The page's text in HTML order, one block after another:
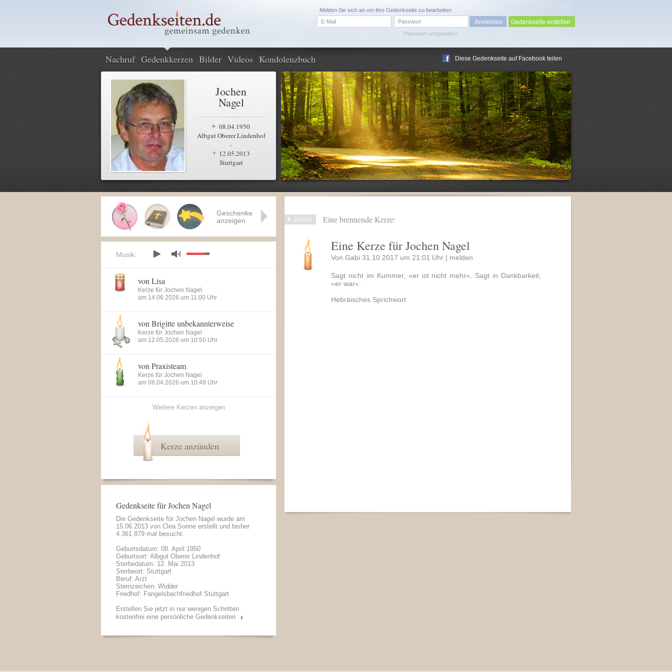
Passwort vergessen?
Melden Sie sich an um ihre Gedenkseite zu bearbeiten
Gedenkseite erstellen
Nachruf Gedenkkerzen Bilder Videos Kondolenzbuch Diese Gedenkseite auf Facebook teilen
Jochen
Nagel
08.04.1950
Albgut Oberer Lindenhof
-
12.05.2013
Stuttgart
Zurück Eine brennende Kerze:
Eine Kerze für Jochen Nagel
Von Gabi 31.10.2017 um 21:01 Uhr | melden
Sagt nicht im Kummer, »er ist nicht mehr«. Sagt in Dankbarkeit,
»er war«.
Hebräisches Sprichwort
Geschenke
anzeigen
Musik:
von Lisa
Kerze für Jochen Nagel
am 14.06.2026 um 11:00 Uhr
von Brigitte unbekannterweise
Kerze für Jochen Nagel
am 12.05.2026 um 10:50 Uhr
von Praxisteam
Kerze für Jochen Nagel
am 08.04.2026 um 10:49 Uhr
Weitere Kerzen anzeigen
Kerze anzünden
Gedenkseite für Jochen Nagel
Die Gedenkseite für Jochen Nagel wurde am
15.06.2013 von Clea Sonne erstellt und bisher
4.361.879 mal besucht.
Geburtsdatum: 08. April 1950
Geburtsort: Albgut Oberer Lindenhof
Sterbedatum: 12. Mai 2013
Sterbeort: Stuttgart
Beruf: Arzt
Sternzeichen: Widder
Friedhof: Fangelsbachfriedhof Stuttgart
Erstellen Sie jetzt in nur wenigen Schritten
kostenfrei eine persönliche Gedenkseiten